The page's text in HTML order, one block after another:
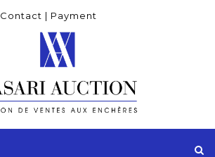
Contact | Payment